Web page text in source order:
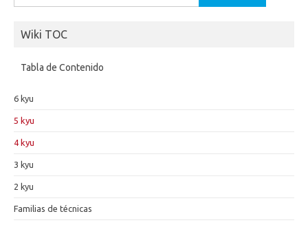
Wiki TOC
Tabla de Contenido
6 kyu
5 kyu
4 kyu
3 kyu
2 kyu
Familias de técnicas